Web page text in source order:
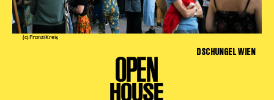
(c) Franzi Kreis
DSCHUNGEL WIEN
OPEN
HOUSE